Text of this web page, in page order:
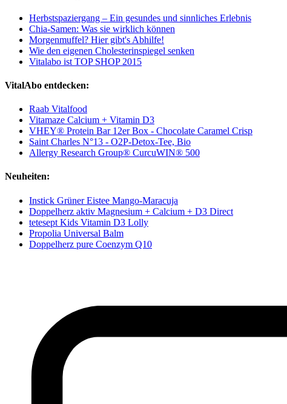
Herbstspaziergang – Ein gesundes und sinnliches Erlebnis
Chia-Samen: Was sie wirklich können
Morgenmuffel? Hier gibt's Abhilfe!
Wie den eigenen Cholesterinspiegel senken
Vitalabo ist TOP SHOP 2015
VitalAbo entdecken:
Raab Vitalfood
Vitamaze Calcium + Vitamin D3
VHEY® Protein Bar 12er Box - Chocolate Caramel Crisp
Saint Charles N°13 - O2P-Detox-Tee, Bio
Allergy Research Group® CurcuWIN® 500
Neuheiten:
Instick Grüner Eistee Mango-Maracuja
Doppelherz aktiv Magnesium + Calcium + D3 Direct
tetesept Kids Vitamin D3 Lolly
Propolia Universal Balm
Doppelherz pure Coenzym Q10